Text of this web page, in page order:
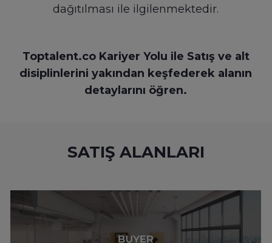
dağıtılması ile ilgilenmektedir.
Toptalent.co Kariyer Yolu ile Satış ve alt
disiplinlerini yakından keşfederek alanın
detaylarını öğren.
SATIŞ ALANLARI